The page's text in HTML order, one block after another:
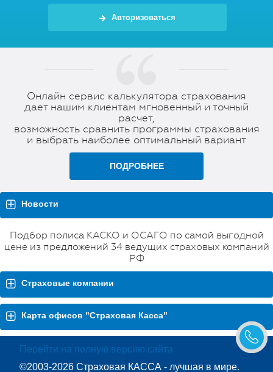
Авторизоваться
Онлайн сервис калькулятора страхования
дает нашим клиентам мгновенный и точный
расчет,
возможность сравнить программы страхования
и выбрать наиболее оптимальный вариант
ПОДРОБНЕЕ
Новости
Подбор полиса КАСКО и ОСАГО по самой выгодной
цене из предложений 34 ведущих страховых компаний
РФ
Страховые компании
Карта офисов "Страховая Касса"
Перейти на полную версию сайта
©2003-2026 Страховая КАССА - лучшая в мире.